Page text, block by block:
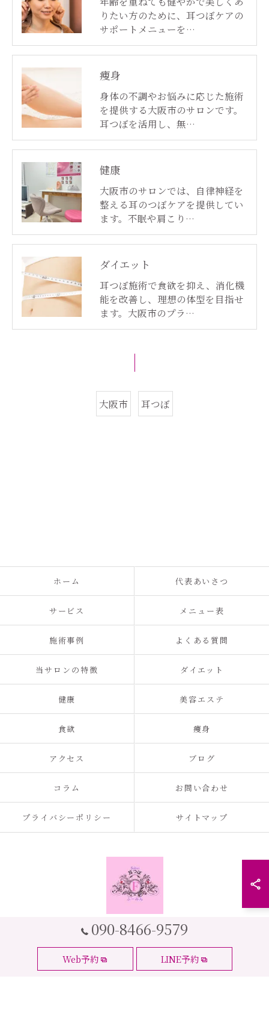
りたい方のために、耳つぼケアの
サポートメニューを…
痩身
身体の不調やお悩みに応じた施術
を提供する大阪市のサロンです。
耳つぼを活用し、無…
健康
大阪市のサロンでは、自律神経を
整える耳のつぼケアを提供してい
ます。不眠や肩こり…
ダイエット
耳つぼ施術で食欲を抑え、消化機
能を改善し、理想の体型を目指せ
ます。大阪市のプラ…
大阪市 耳つぼ
090-8466-9579
Web予約 LINE予約
ホーム 代表あいさつ
サービス メニュー表
施術事例 よくある質問
当サロンの特徴 ダイエット
健康 美容エステ
食欲 痩身
アクセス ブログ
コラム お問い合わせ
プライバシーポリシー サイトマップ
© 2026 大阪府大阪市の耳つぼなら耳つぼダイエットサロンふーみん ALL
RIGHTS RESERVED.